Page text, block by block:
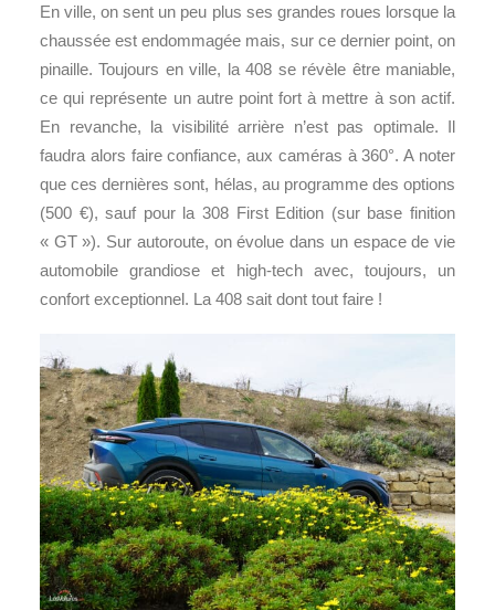
En ville, on sent un peu plus ses grandes roues lorsque la
chaussée est endommagée mais, sur ce dernier point, on
pinaille. Toujours en ville, la 408 se révèle être maniable,
ce qui représente un autre point fort à mettre à son actif.
En revanche, la visibilité arrière n’est pas optimale. Il
faudra alors faire confiance, aux caméras à 360°. A noter
que ces dernières sont, hélas, au programme des options
(500 €), sauf pour la 308 First Edition (sur base finition
« GT »). Sur autoroute, on évolue dans un espace de vie
automobile grandiose et high-tech avec, toujours, un
confort exceptionnel. La 408 sait dont tout faire !